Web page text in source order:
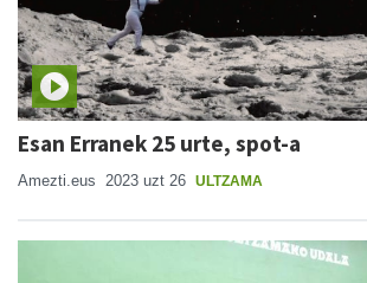
Esan Erranek 25 urte, spot-a
Amezti.eus 2023 uzt 26 ULTZAMA